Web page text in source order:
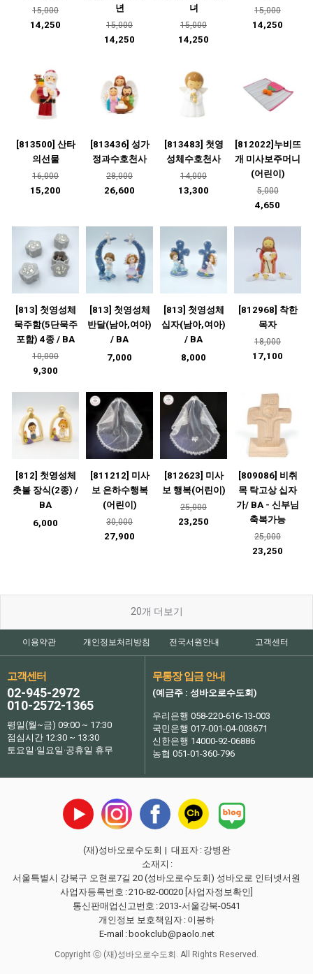
15,000
14,250
년
15,000
14,250
녀
15,000
14,250
15,000
14,250
[813500] 산타
의선물
16,000
15,200
[813436] 성가
정과수호천사
28,000
26,600
[813483] 첫영
성체수호천사
14,000
13,300
[812022]누비뜨
개 미사보주머니
(어린이)
5,000
4,650
[813] 첫영성체
묵주함(5단묵주
포함) 4종 / BA
10,000
9,300
[813] 첫영성체
반달(남아,여아)
/ BA
7,000
[813] 첫영성체
십자(남아,여아)
/ BA
8,000
[812968] 착한
목자
18,000
17,100
[812] 첫영성체
촛불 장식(2종) /
BA
6,000
[811212] 미사
보 은하수행복
(어린이)
30,000
27,900
[812623] 미사
보 행복(어린이)
25,000
23,250
[809086] 비취
목 탁고상 십자
가/ BA - 신부님
축복가능
25,000
23,250
20개 더보기
이용약관 개인정보처리방침 전국서원안내 고객센터
고객센터
02-945-2972
010-2572-1365
평일(월~금) 09:00 ~ 17:30
점심시간 12:30 ~ 13:30
토요일·일요일·공휴일 휴무
무통장 입금 안내
(예금주 : 성바오로수도회)
우리은행 058-220-616-13-003
국민은행 017-001-04-003671
신한은행 14000-92-06886
농협 051-01-360-796
(재)성바오로수도회 | 대표자 : 강병완
소재지 :
서울특별시 강북구 오현로7길 20 (성바오로수도회) 성바오로 인터넷서원
사업자등록번호 :210-82-00020 [사업자정보확인]
통신판매업신고번호 :2013-서울강북-0541
개인정보 보호책임자 : 이봉하
E-mail : bookclub@paolo.net
Copyright ⓒ (재)성바오로수도회. All Rights Reserved.